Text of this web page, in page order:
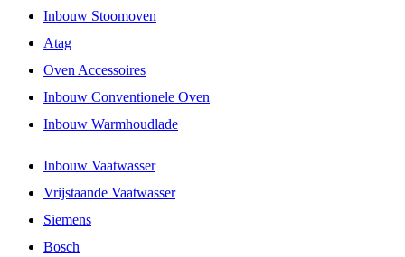
Inbouw Stoomoven
Atag
Oven Accessoires
Inbouw Conventionele Oven
Inbouw Warmhoudlade
Inbouw Vaatwasser
Vrijstaande Vaatwasser
Siemens
Bosch